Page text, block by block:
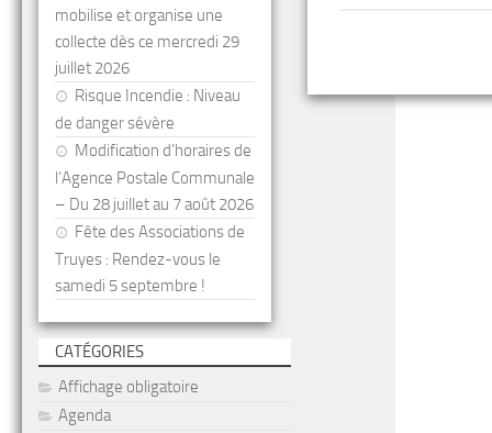
mobilise et organise une
collecte dès ce mercredi 29
juillet 2026
Risque Incendie : Niveau
de danger sévère
Modification d’horaires de
l’Agence Postale Communale
– Du 28 juillet au 7 août 2026
Fête des Associations de
Truyes : Rendez-vous le
samedi 5 septembre !
CATÉGORIES
Affichage obligatoire
Agenda